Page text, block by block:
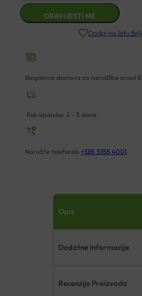
Dodaj na listu
Besplatna dostava za narudžbe iznad
Rok isporuke: 2 – 5 dana
Naručite telefonski +385 3355 4001
Opis
Dodatne Informacije
Recenzije Proizvoda